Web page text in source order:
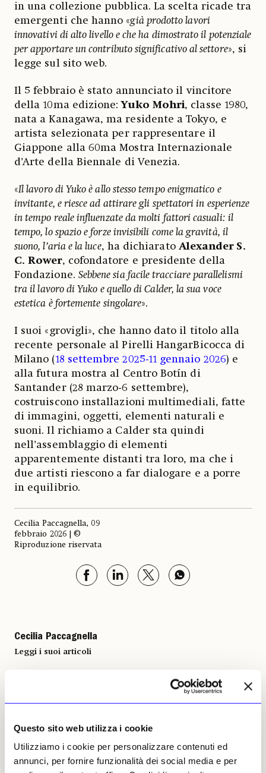
Questo sito web utilizza i cookie
Utilizziamo i cookie per personalizzare contenuti ed
annunci, per fornire funzionalità dei social media e per
in una collezione pubblica. La scelta ricade tra
emergenti che hanno «già prodotto lavori
innovativi di alto livello e che ha dimostrato il potenziale
per apportare un contributo significativo al settore», si
legge sul sito web.
Il 5 febbraio è stato annunciato il vincitore
della 10ma edizione:Yuko Mohri, classe 1980,
nata a Kanagawa, ma residente a Tokyo, e
artista selezionata per rappresentare il
Giappone alla 60ma Mostra Internazionale
d’Arte della Biennale di Venezia.
«Il lavoro di Yuko è allo stesso tempo enigmatico e
invitante, e riesce ad attirare gli spettatori in esperienze
in tempo reale influenzate da molti fattori casuali: il
tempo, lo spazio e forze invisibili come la gravità, il
suono, l’aria e la luce, ha dichiarato Alexander S.
C. Rower, cofondatore e presidente della
Fondazione. Sebbene sia facile tracciare parallelismi
tra il lavoro di Yuko e quello di Calder, la sua voce
estetica è fortemente singolare».
I suoi «grovigli», che hanno dato il titolo alla
recente personale al Pirelli HangarBicocca di
Milano (18 settembre 2025-11 gennaio 2026) e
alla futura mostra al Centro Botín di
Santander (28 marzo-6 settembre),
costruiscono installazioni multimediali, fatte
di immagini, oggetti, elementi naturali e
suoni. Il richiamo a Calder sta quindi
nell’assemblaggio di elementi
apparentemente distanti tra loro, ma che i
due artisti riescono a far dialogare e a porre
in equilibrio.
Cecilia Paccagnella, 09
febbraio 2026 | ©
Riproduzione riservata
Cecilia Paccagnella
Leggi i suoi articoli
Altri articoli dell'autore